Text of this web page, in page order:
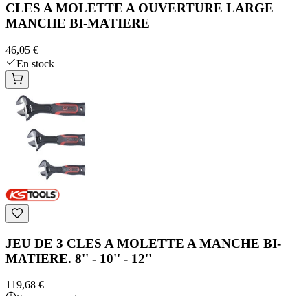
CLES A MOLETTE A OUVERTURE LARGE
MANCHE BI-MATIERE
46,05 €
En stock
JEU DE 3 CLES A MOLETTE A MANCHE BI-
MATIERE. 8'' - 10'' - 12''
119,68 €